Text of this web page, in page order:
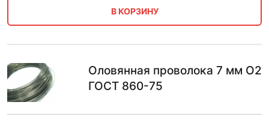
В КОРЗИНУ
Оловянная проволока 7 мм О2
ГОСТ 860-75